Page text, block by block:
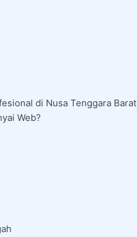
di Nusa Tenggara Barat
Web?